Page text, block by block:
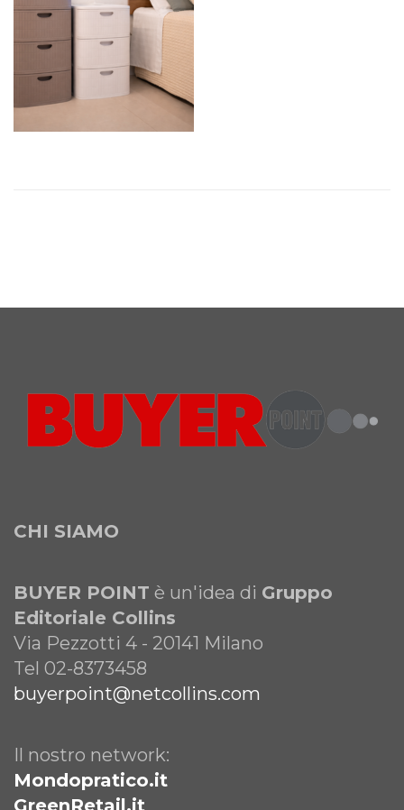
CHI SIAMO
BUYER POINT è un'idea di Gruppo
Editoriale Collins
Via Pezzotti 4 - 20141 Milano
Tel 02-8373458
buyerpoint@netcollins.com
Il nostro network:
Mondopratico.it
GreenRetail.it